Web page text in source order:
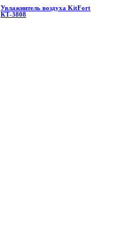
Увлажнитель воздуха KitFort
КТ-3808